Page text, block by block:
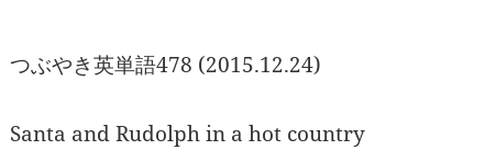
つぶやき英単語478 (2015.12.24)
Santa and Rudolph in a hot country